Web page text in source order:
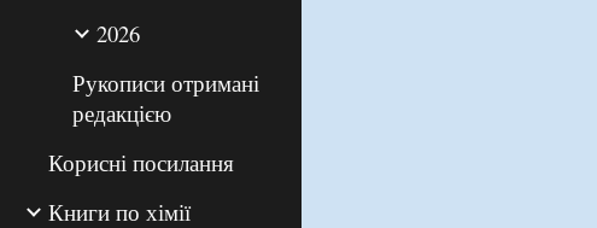
2026
Рукописи отримані
редакцією
Корисні посилання
Книги по хімії